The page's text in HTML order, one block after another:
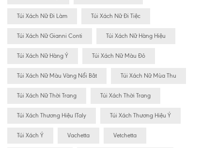
Túi Xách Nữ Đi Làm Túi Xách Nữ Đi Tiệc
Túi Xách Nữ Gianni Conti Túi Xách Nữ Hàng Hiệu
Túi Xách Nữ Hàng Ý Túi Xách Nữ Màu Đỏ
Túi Xách Nữ Màu Vàng Nổi Bât Túi Xách Nữ Mùa Thu
Túi Xách Nữ Thời Trang Túi Xách Thời Trang
Túi Xách Thương Hiệu ITaly Túi Xách Thương Hiệu Ý
Túi Xách Ý Vachetta Vetchetta